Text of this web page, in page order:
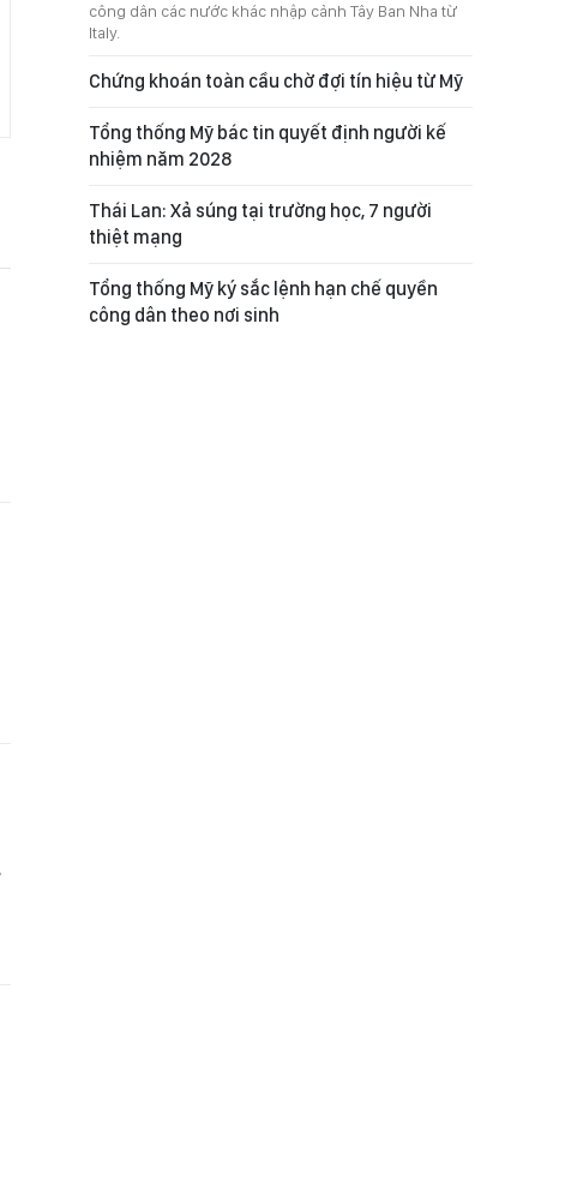
công dân các nước khác nhập cảnh Tây Ban Nha từ
Italy.
Chứng khoán toàn cầu chờ đợi tín hiệu từ Mỹ
Tổng thống Mỹ bác tin quyết định người kế
nhiệm năm 2028
Thái Lan: Xả súng tại trường học, 7 người
thiệt mạng
Tổng thống Mỹ ký sắc lệnh hạn chế quyền
công dân theo nơi sinh